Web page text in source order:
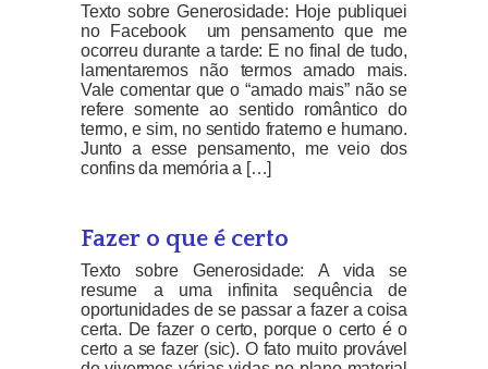
Texto sobre Generosidade: Hoje publiquei
no Facebook um pensamento que me
ocorreu durante a tarde: E no final de tudo,
lamentaremos não termos amado mais.
Vale comentar que o “amado mais” não se
refere somente ao sentido romântico do
termo, e sim, no sentido fraterno e humano.
Junto a esse pensamento, me veio dos
confins da memória a […]
Fazer o que é certo
Texto sobre Generosidade: A vida se
resume a uma infinita sequência de
oportunidades de se passar a fazer a coisa
certa. De fazer o certo, porque o certo é o
certo a se fazer (sic). O fato muito provável